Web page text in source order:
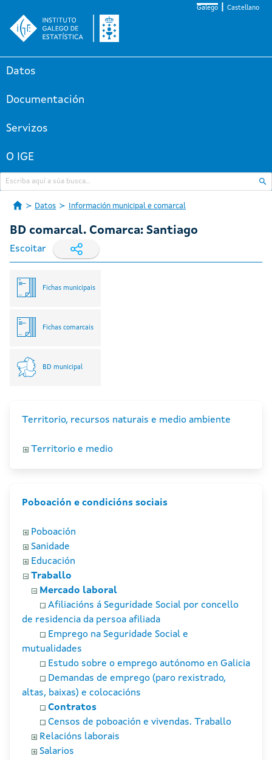
Galego Castellano
Datos
Documentación
Servizos
O IGE
Datos Información municipal e comarcal
BD comarcal. Comarca: Santiago
Escoitar
Fichas municipais
Fichas comarcais
BD municipal
Territorio, recursos naturais e medio ambiente
Territorio e medio
Poboación e condicións sociais
Poboación
Sanidade
Educación
Traballo
Mercado laboral
Afiliacións á Seguridade Social por concello
de residencia da persoa afiliada
Emprego na Seguridade Social e
mutualidades
Estudo sobre o emprego autónomo en Galicia
Demandas de emprego (paro rexistrado,
altas, baixas) e colocacións
Contratos
Censos de poboación e vivendas. Traballo
Relacións laborais
Salarios